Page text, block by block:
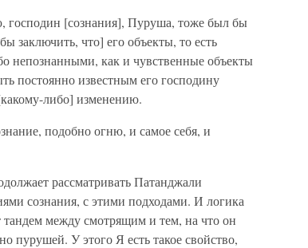
господин [сознания], Пуруша, тоже был бы
заключить, что] его объекты, то есть
непознанными, как и чувственные объекты
постоянно известным его господину
либо] изменению.
подобно огню, и самое себя, и
рассматривать Патанджали
сознания, с этими подходами. И логика
тандем между смотрящим и тем, на что он
пурушей. У этого Я есть такое свойство,